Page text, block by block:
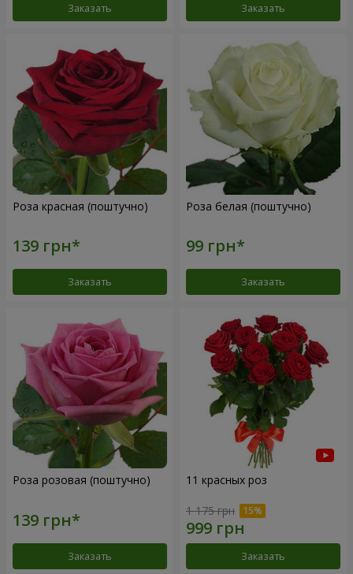
Заказать Заказать
Роза красная (поштучно)
Заказать
Роза белая (поштучно)
Заказать
Роза розовая (поштучно)
Заказать
11 красных роз
1 175 грн
Заказать